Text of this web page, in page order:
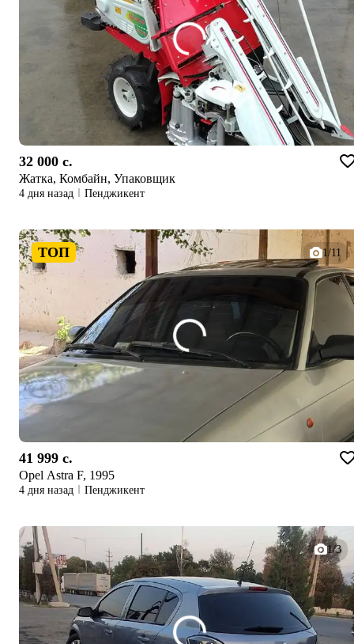
32 000 c.
Жатка, Комбайн, Упаковщик
4 дня назад Пенджикент
ТОП 1/11
41 999 c.
Opel Astra F, 1995
4 дня назад Пенджикент
1/3